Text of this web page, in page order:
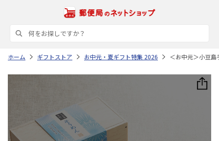
ホーム ギフトストア お中元・夏ギフト特集 2026 ＜お中元＞小豆島